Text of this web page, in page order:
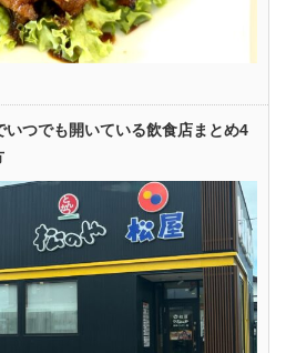
いつでも開いている飲食店まとめ4